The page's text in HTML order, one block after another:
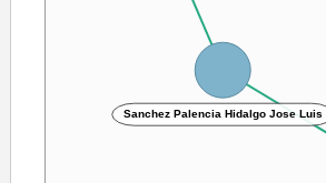
Sanchez Palencia Hidalgo Jose Luis